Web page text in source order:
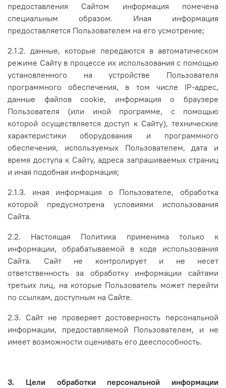
предоставления Сайтом информация помечена
специальным образом. Иная информация
предоставляется Пользователем на его усмотрение;
2.1.2. данные, которые передаются в автоматическом
режиме Сайту в процессе их использования с помощью
установленного на устройстве Пользователя
программного обеспечения, в том числе IP-адрес,
данные файлов cookie, информация о браузере
Пользователя (или иной программе, с помощью
которой осуществляется доступ к Сайту), технические
характеристики оборудования и программного
обеспечения, используемых Пользователем, дата и
время доступа к Сайту, адреса запрашиваемых страниц
и иная подобная информация;
2.1.3. иная информация о Пользователе, обработка
которой предусмотрена условиями использования
Сайта.
2.2. Настоящая Политика применима только к
информации, обрабатываемой в ходе использования
Сайта. Сайт не контролирует и не несет
ответственность за обработку информации сайтами
третьих лиц, на которые Пользователь может перейти
по ссылкам, доступным на Сайте.
2.3. Сайт не проверяет достоверность персональной
информации, предоставляемой Пользователем, и не
имеет возможности оценивать его дееспособность.
3. Цели обработки персональной информации